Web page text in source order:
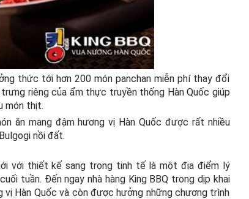
thức tới hơn 200 món panchan miễn phí thay đổi
riêng của ẩm thực truyền thống Hàn Quốc giúp
món thịt.
ăn mang đậm hương vị Hàn Quốc được rất nhiều
nồi đất.
với thiết kế sang trọng tinh tế là một địa điểm lý
tuần. Đến ngay nhà hàng King BBQ trong dịp khai
Hàn Quốc và còn được hưởng những chương trình